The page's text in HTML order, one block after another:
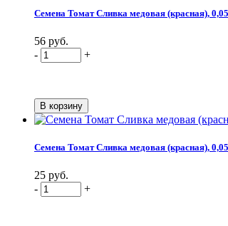
Семена Томат Сливка медовая (красная),
56 руб.
-
+
Семена Томат Сливка медовая (красная),
25 руб.
-
+